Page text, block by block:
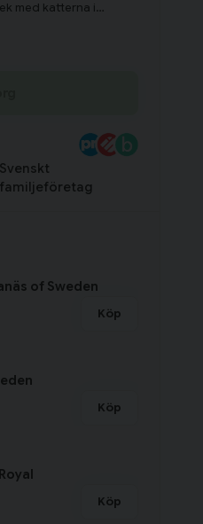
med katterna i
Svenskt
familjeföretag
of Sweden
Köp
Köp
Köp